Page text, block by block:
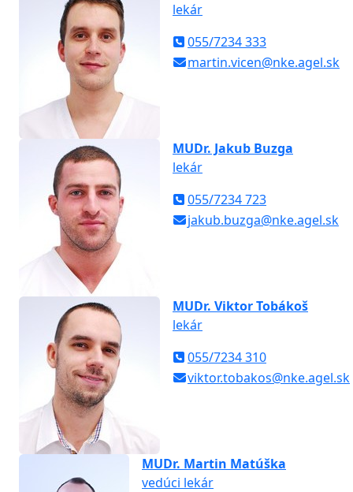
lekár
055/7234 333
martin.vicen@nke.agel.sk
MUDr. Jakub Buzga
lekár
055/7234 723
jakub.buzga@nke.agel.sk
MUDr. Viktor Tobákoš
lekár
055/7234 310
viktor.tobakos@nke.agel.sk
MUDr. Martin Matúška
vedúci lekár